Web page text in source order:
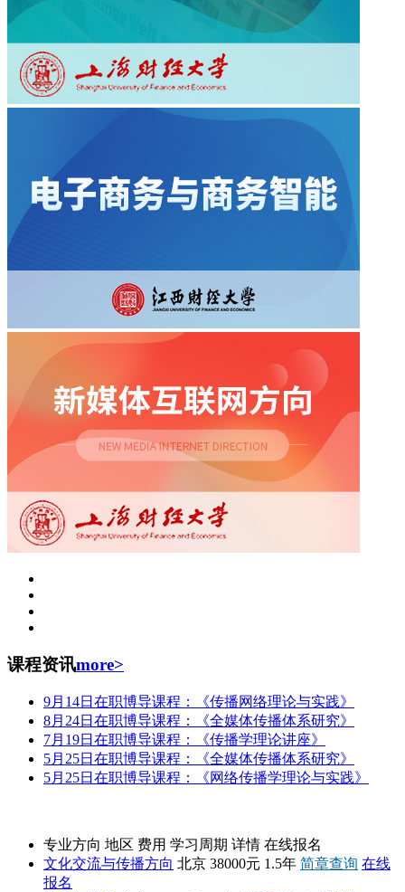
课程资讯more>
9月14日在职博导课程：《传播网络理论与实践》
8月24日在职博导课程：《全媒体传播体系研究》
7月19日在职博导课程：《传播学理论讲座》
5月25日在职博导课程：《全媒体传播体系研究》
5月25日在职博导课程：《网络传播学理论与实践》
专业方向 地区 费用 学习周期 详情 在线报名
文化交流与传播方向 北京 38000元 1.5年 简章查询 在线
报名